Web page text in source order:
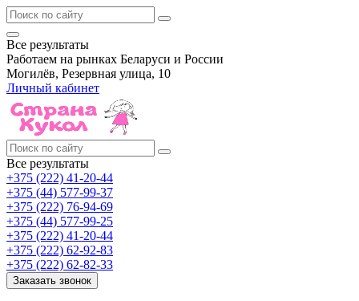
Все результаты
Работаем на рынках Беларуси и России
Могилёв, Резервная улица, 10
Личный кабинет
Все результаты
+375 (222) 41-20-44
+375 (44) 577-99-37
+375 (222) 76-94-69
+375 (44) 577-99-25
+375 (222) 41-20-44
+375 (222) 62-92-83
+375 (222) 62-82-33
Заказать звонок